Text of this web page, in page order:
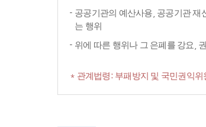
공공기관의 예산사용, 공공기관 재
는 행위
위에 따른 행위나 그 은폐를 강요,
* 관계법령: 부패방지 및 국민권익